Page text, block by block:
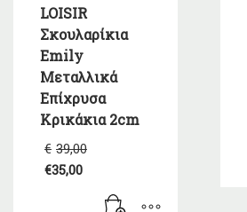
LOISIR
Σκουλαρίκια
Emily
Μεταλλικά
Επίχρυσα
Κρικάκια 2cm
€ 39,00
€39,00.
€35,00
τρέχουσα